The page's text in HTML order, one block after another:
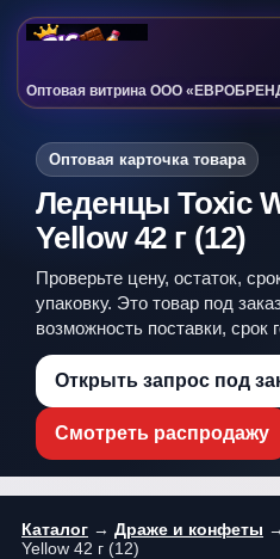
Оптовая витрина ООО
Оптовая карточка товара
Леденцы Toxic
Yellow 42 г (12)
Проверьте цену, остаток,
упаковку. Это товар под
возможность поставки, срок
Открыть запрос под
Смотреть распродажу
Каталог → Драже и конфеты
Yellow 42 г (12)